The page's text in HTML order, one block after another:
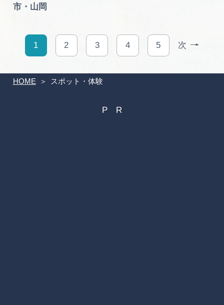
HOME スポット・体験
市・山岡
1 2 3 4 5 次